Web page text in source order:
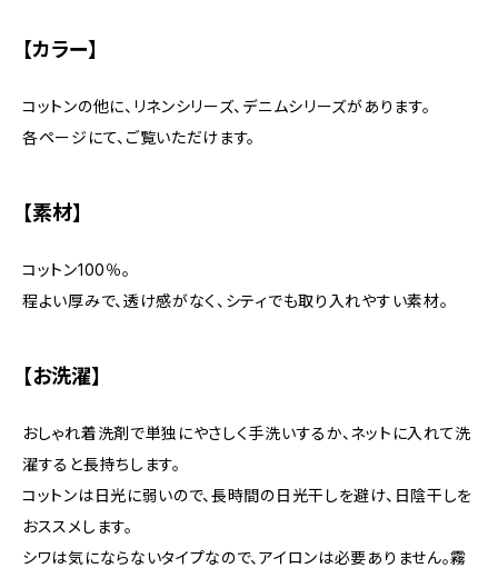
【カラー】
コットンの他に、リネンシリーズ、デニムシリーズがあります。
各ページにて、ご覧いただけます。
【素材】
コットン100％。
程よい厚みで、透け感がなく、シティでも取り入れやすい素材。
【お洗濯】
おしゃれ着洗剤で単独にやさしく手洗いするか、ネットに入れて洗
濯すると長持ちします。
コットンは日光に弱いので、長時間の日光干しを避け、日陰干しを
おススメします。
シワは気にならないタイプなので、アイロンは必要ありません。霧